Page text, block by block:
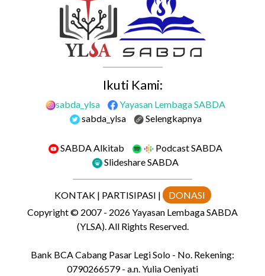
Ikuti Kami:
sabda_ylsa
Yayasan Lembaga SABDA
sabda_ylsa
Selengkapnya
SABDA Alkitab
Podcast SABDA
Slideshare SABDA
KONTAK| PARTISIPASI |
DONASI
Copyright© 2007 - 2026Yayasan Lembaga SABDA
(YLSA). All Rights Reserved.
Bank BCA Cabang Pasar Legi Solo - No. Rekening:
0790266579 - a.n. Yulia Oeniyati